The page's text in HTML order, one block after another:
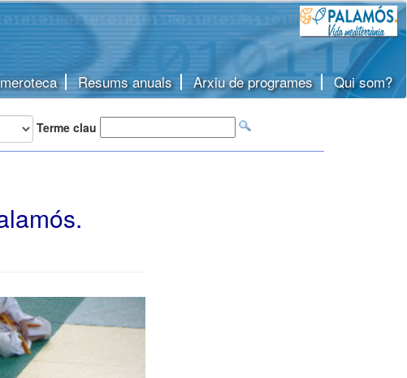
Resums anuals Arxiu de programes Qui som?
Terme clau